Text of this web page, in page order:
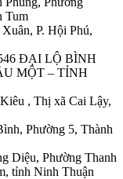
Tum
P. Hội Phú,
ĐẠI LỘ BÌNH
MỘT – TỈNH
, Thị xã Cai Lậy,
Phường 5, Thành
Diệu, Phường Thanh
tỉnh Ninh Thuận